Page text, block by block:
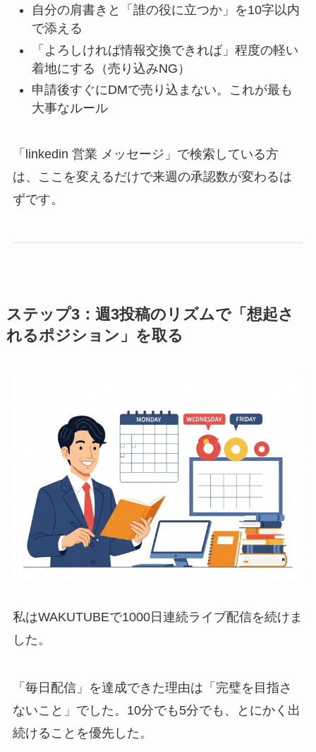
自分の肩書きと「誰の役に立つか」を10字以内
で添える
「よろしければ情報交換できれば」程度の軽い
着地にする（売り込みNG）
申請後すぐにDMで売り込まない。これが最も
大事なルール
「linkedin 営業 メッセージ」で検索している方
は、ここを変えるだけで来週の承認数が変わるは
ずです。
ステップ3：週3投稿のリズムで「想起さ
れるポジション」を取る
私はWAKUTUBEで1000日連続ライブ配信を続けま
した。
「毎日配信」を達成できた理由は「完璧を目指さ
ないこと」でした。10分でも5分でも、とにかく出
続けることを優先した。